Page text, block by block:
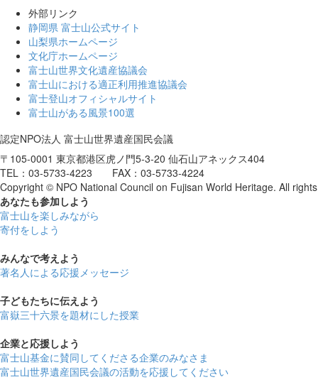
外部リンク
静岡県 富士山公式サイト
山梨県ホームページ
文化庁ホームページ
富士山世界文化遺産協議会
富士山における適正利用推進協議会
富士登山オフィシャルサイト
富士山がある風景100選
認定NPO法人 富士山世界遺産国民会議
〒105-0001 東京都港区虎ノ門5-3-20 仙石山アネックス404
TEL：03-5733-4223 FAX：03-5733-4224
Copyright © NPO National Council on Fujisan World Heritage. All
あなたも参加しよう
富士山を楽しみながら
寄付をしよう
みんなで考えよう
著名人による応援メッセージ
子どもたちに伝えよう
富嶽三十六景を題材にした授業
企業と応援しよう
富士山基金に賛同してくださる企業のみなさま
富士山世界遺産国民会議の活動を応援してください